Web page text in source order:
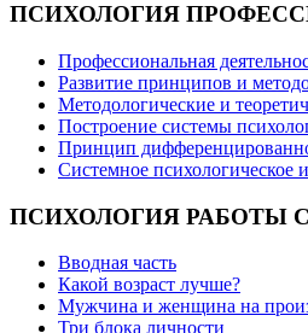
ПСИХОЛОГИЯ
Профессиональная
Развитие принципов и
Методологические и
Построение системы
Принцип
Системное психологическое
ПСИХОЛОГИЯ РАБОТЫ
Вводная часть
Какой возраст лучше?
Мужчина и женщина на
Три блока личности